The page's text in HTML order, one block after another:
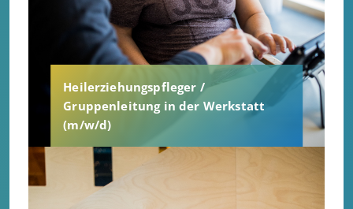
Heilerziehungspfleger /
Gruppenleitung in der Werkstatt
(m/w/d)